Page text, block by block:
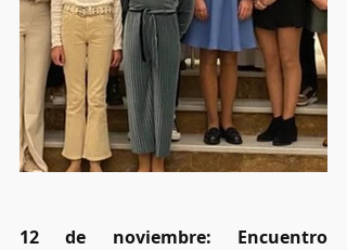
12 de noviembre: Encuentro